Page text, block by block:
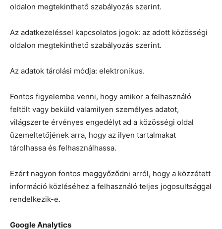
oldalon megtekinthető szabályozás szerint.
Az adatkezeléssel kapcsolatos jogok: az adott közösségi
oldalon megtekinthető szabályozás szerint.
Az adatok tárolási módja: elektronikus.
Fontos figyelembe venni, hogy amikor a felhasználó
feltölt vagy beküld valamilyen személyes adatot,
világszerte érvényes engedélyt ad a közösségi oldal
üzemeltetőjének arra, hogy az ilyen tartalmakat
tárolhassa és felhasználhassa.
Ezért nagyon fontos meggyőződni arról, hogy a közzétett
információ közléséhez a felhasználó teljes jogosultsággal
rendelkezik-e.
Google Analytics